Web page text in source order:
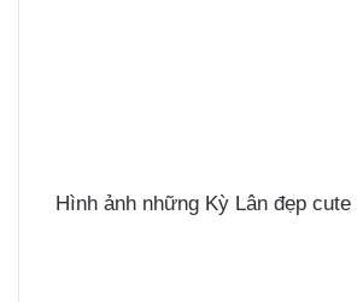
Hình ảnh những Kỳ Lân đẹp cute